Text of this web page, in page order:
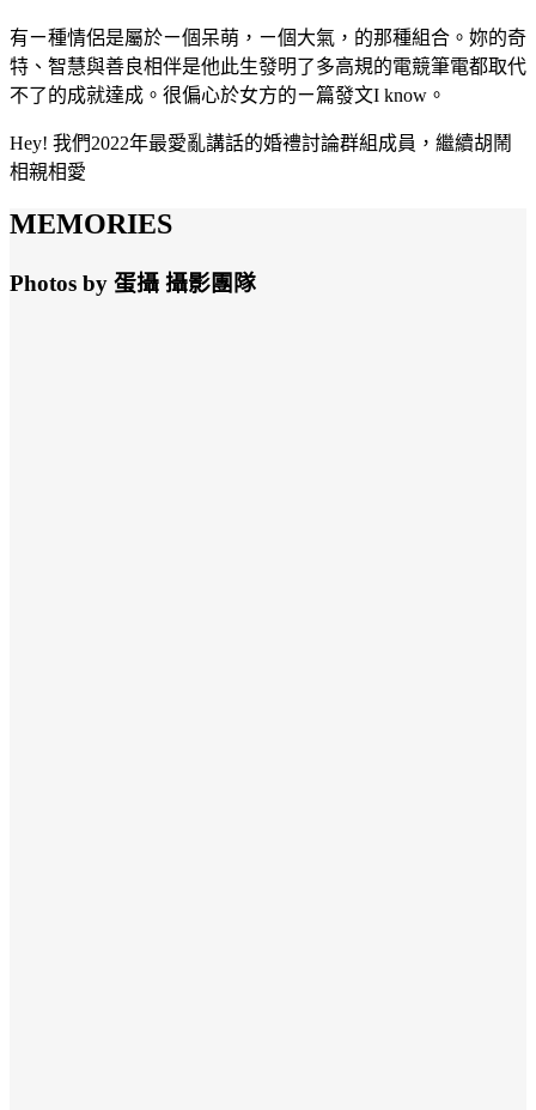
有ㄧ種情侶是屬於ㄧ個呆萌，ㄧ個大氣，的那種組合。妳的奇
特、智慧與善良相伴是他此生發明了多高規的電競筆電都取代
不了的成就達成。很偏心於女方的ㄧ篇發文I know。
Hey! 我們2022年最愛亂講話的婚禮討論群組成員，繼續胡鬧
相親相愛
MEMORIES
Photos by 蛋攝 攝影團隊